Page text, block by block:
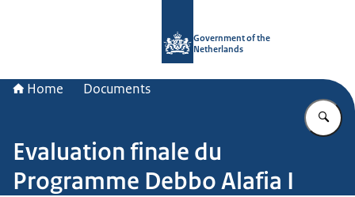
Government of the
Netherlands
Home Documents
Evaluation finale du
Programme Debbo Alafia I